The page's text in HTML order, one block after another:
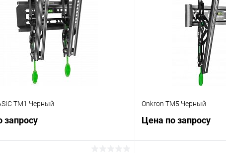
TM1 Черный
запросу
Onkron TM5 Черный
Цена по запросу